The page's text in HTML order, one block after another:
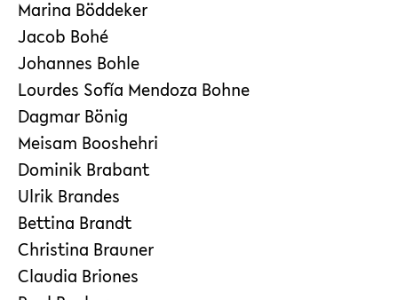
Marina Böddeker
Jacob Bohé
Johannes Bohle
Lourdes Sofía Mendoza Bohne
Dagmar Bönig
Meisam Booshehri
Dominik Brabant
Ulrik Brandes
Bettina Brandt
Christina Brauner
Claudia Briones